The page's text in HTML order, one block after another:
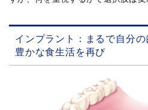
インプラント：まるで自分の
豊かな食生活を再び